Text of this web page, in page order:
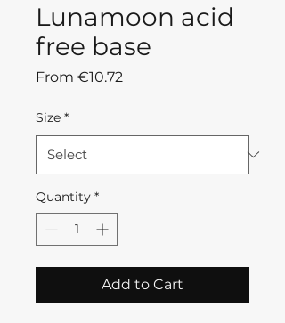
Lunamoon acid
free base
From €10.72
Size *
Quantity *
Add to Cart